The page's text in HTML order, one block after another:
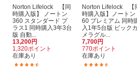
Norton Lifelock 【同
時購入版】 ノートン
360 スタンダード プ
ラス1 同時購入3年3台
版 自動...
13,200円
1,320ポイント
在庫あり
Norton Lifelock 【
時購入版】ノートン
60 プレミアム 同時
入1年5台版 ビックカ
メラグル...
7,700円
770ポイント
在庫あり